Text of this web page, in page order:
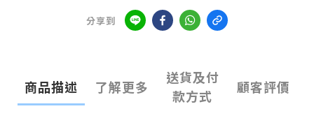
分享到
商品描述 了解更多
送貨及付
款方式
顧客評價